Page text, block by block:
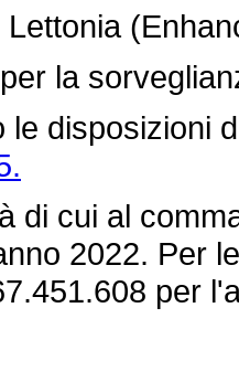
la
disposizioni
cui al
2022. Per
per